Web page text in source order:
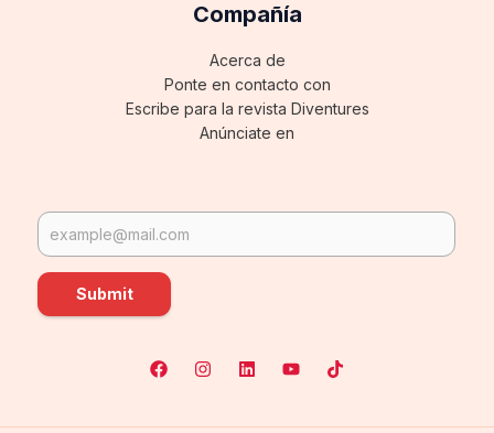
Compañía
Acerca de
Ponte en contacto con
Escribe para la revista Diventures
Anúnciate en
Submit